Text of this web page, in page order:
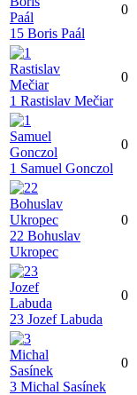
15 Boris Paál
0
1 Rastislav Mečiar
0
1 Samuel Gonczol
0
22 Bohuslav
Ukropec
0
23 Jozef Labuda
0
3 Michal Sasínek
0